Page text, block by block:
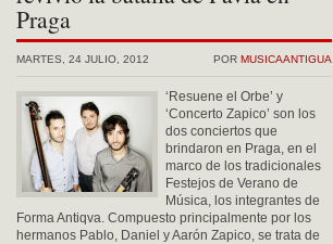
Praga
POR MUSICAANTIGUA
MARTES, 24 JULIO, 2012
‘Resuene el Orbe’ y
‘Concerto Zapico’ son los
dos conciertos que
brindaron en Praga, en el
marco de los tradicionales
Festejos de Verano de
Música, los integrantes de
Forma Antiqva. Compuesto principalmente por los
hermanos Pablo, Daniel y Aarón Zapico, se trata de